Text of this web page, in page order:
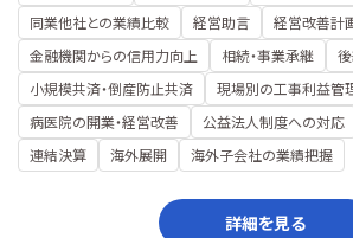
同業他社との業績比較
経営助言
経営改善計
金融機関からの信用力向上
相続・事業承継
小規模共済・倒産防止共済
現場別の工事利益管
病医院の開業・経営改善
公益法人制度への対応
連結決算
海外展開 海外子会社の業績把握
詳細を見る